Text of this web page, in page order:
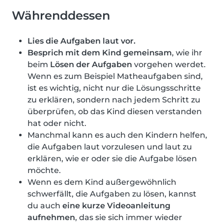
Währenddessen
Lies die Aufgaben laut vor.
Besprich mit dem Kind gemeinsam, wie ihr
beim Lösen der Aufgaben vorgehen werdet.
Wenn es zum Beispiel Matheaufgaben sind,
ist es wichtig, nicht nur die Lösungsschritte
zu erklären, sondern nach jedem Schritt zu
überprüfen, ob das Kind diesen verstanden
hat oder nicht.
Manchmal kann es auch den Kindern helfen,
die Aufgaben laut vorzulesen und laut zu
erklären, wie er oder sie die Aufgabe lösen
möchte.
Wenn es dem Kind außergewöhnlich
schwerfällt, die Aufgaben zu lösen, kannst
du auch eine kurze Videoanleitung
aufnehmen, das sie sich immer wieder